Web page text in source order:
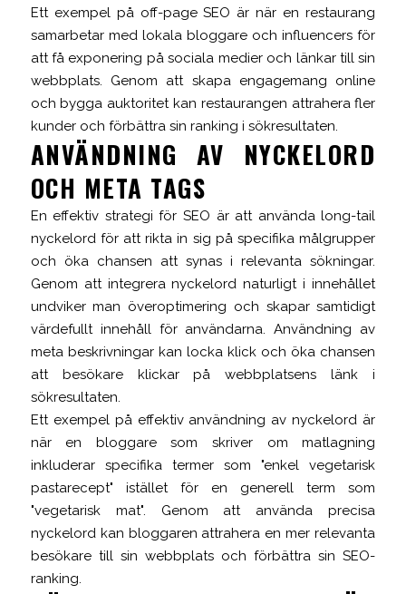
Ett exempel på off-page SEO är när en restaurang
samarbetar med lokala bloggare och influencers för
att få exponering på sociala medier och länkar till sin
webbplats. Genom att skapa engagemang online
och bygga auktoritet kan restaurangen attrahera fler
kunder och förbättra sin ranking i sökresultaten.
ANVÄNDNING AV NYCKELORD
OCH META TAGS
En effektiv strategi för SEO är att använda long-tail
nyckelord för att rikta in sig på specifika målgrupper
och öka chansen att synas i relevanta sökningar.
Genom att integrera nyckelord naturligt i innehållet
undviker man överoptimering och skapar samtidigt
värdefullt innehåll för användarna. Användning av
meta beskrivningar kan locka klick och öka chansen
att besökare klickar på webbplatsens länk i
sökresultaten.
Ett exempel på effektiv användning av nyckelord är
när en bloggare som skriver om matlagning
inkluderar specifika termer som "enkel vegetarisk
pastarecept" istället för en generell term som
"vegetarisk mat". Genom att använda precisa
nyckelord kan bloggaren attrahera en mer relevanta
besökare till sin webbplats och förbättra sin SEO-
ranking.